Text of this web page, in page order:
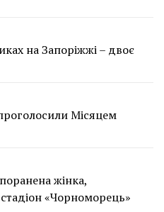
на Запоріжжі – двоє
Місяцем
жінка,
«Чорноморець»